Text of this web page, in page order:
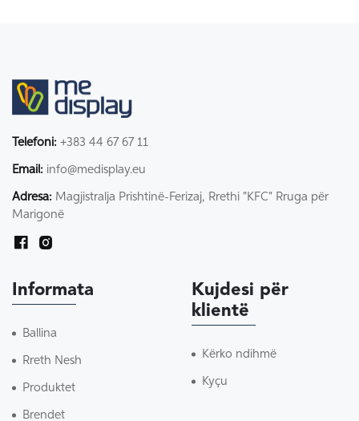
Telefoni: +383 44 67 67 11
Email: info@medisplay.eu
Adresa: Magjistralja Prishtinë-Ferizaj, Rrethi "KFC" Rruga për
Marigonë
Informata
Ballina
Rreth Nesh
Produktet
Brendet
Kujdesi për
klientë
Kërko ndihmë
Kyçu